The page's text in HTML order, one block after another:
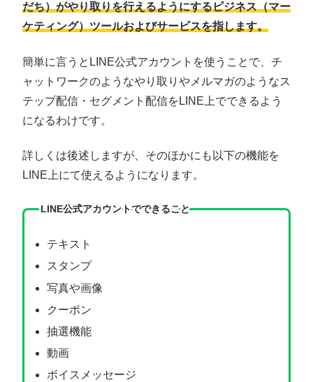
だち）がやり取りを行えるようにするビジネス（マー
ケティング）ツールおよびサービスを指します。
簡単に言うとLINE公式アカウントを使うことで、チ
ャットワークのようなやり取りやメルマガのようなス
テップ配信・セグメント配信をLINE上でできるよう
になるわけです。
詳しくは後述しますが、そのほかにも以下の機能を
LINE上にて使えるようになります。
LINE公式アカウントでできること
テキスト
スタンプ
写真や画像
クーポン
抽選機能
動画
ボイスメッセージ